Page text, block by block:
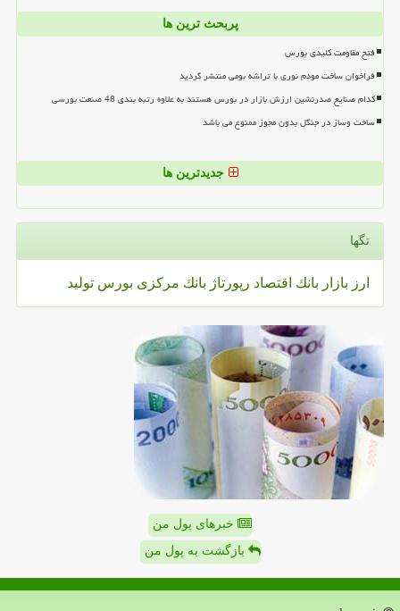
پربحث ترین ها
فتح مقاومت کلیدی بورس
فراخوان ساخت مودم نوری با تراشه بومی منتشر گردید
کدام صنایع صدرنشین ارزش بازار در بورس هستند به علاوه رتبه بندی 48 صنعت بورسی
ساخت وساز در جنگل بدون مجوز ممنوع می باشد
جدیدترین ها
تگها
ارز بازار بانك اقتصاد رپورتاژ بانك مركزی بورس تولید
خبرهای پول من
بازگشت به پول من